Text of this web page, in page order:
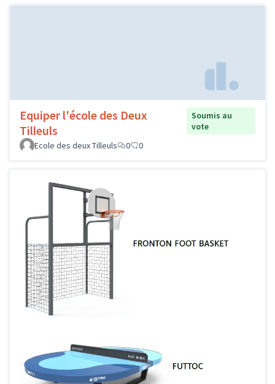
Equiper l'école des Deux
Tilleuls
Soumis au
vote
Ecole des deux Tilleuls
0 0